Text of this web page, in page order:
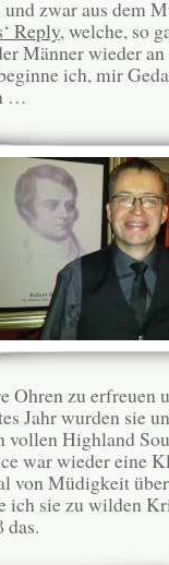
zwar aus dem
Reply, welche, so
Männer wieder an
ich, mir
…
Ohren zu erfreuen
Jahr wurden sie
vollen Highland
war wieder eine
von Müdigkeit
ich sie zu wilden
das.